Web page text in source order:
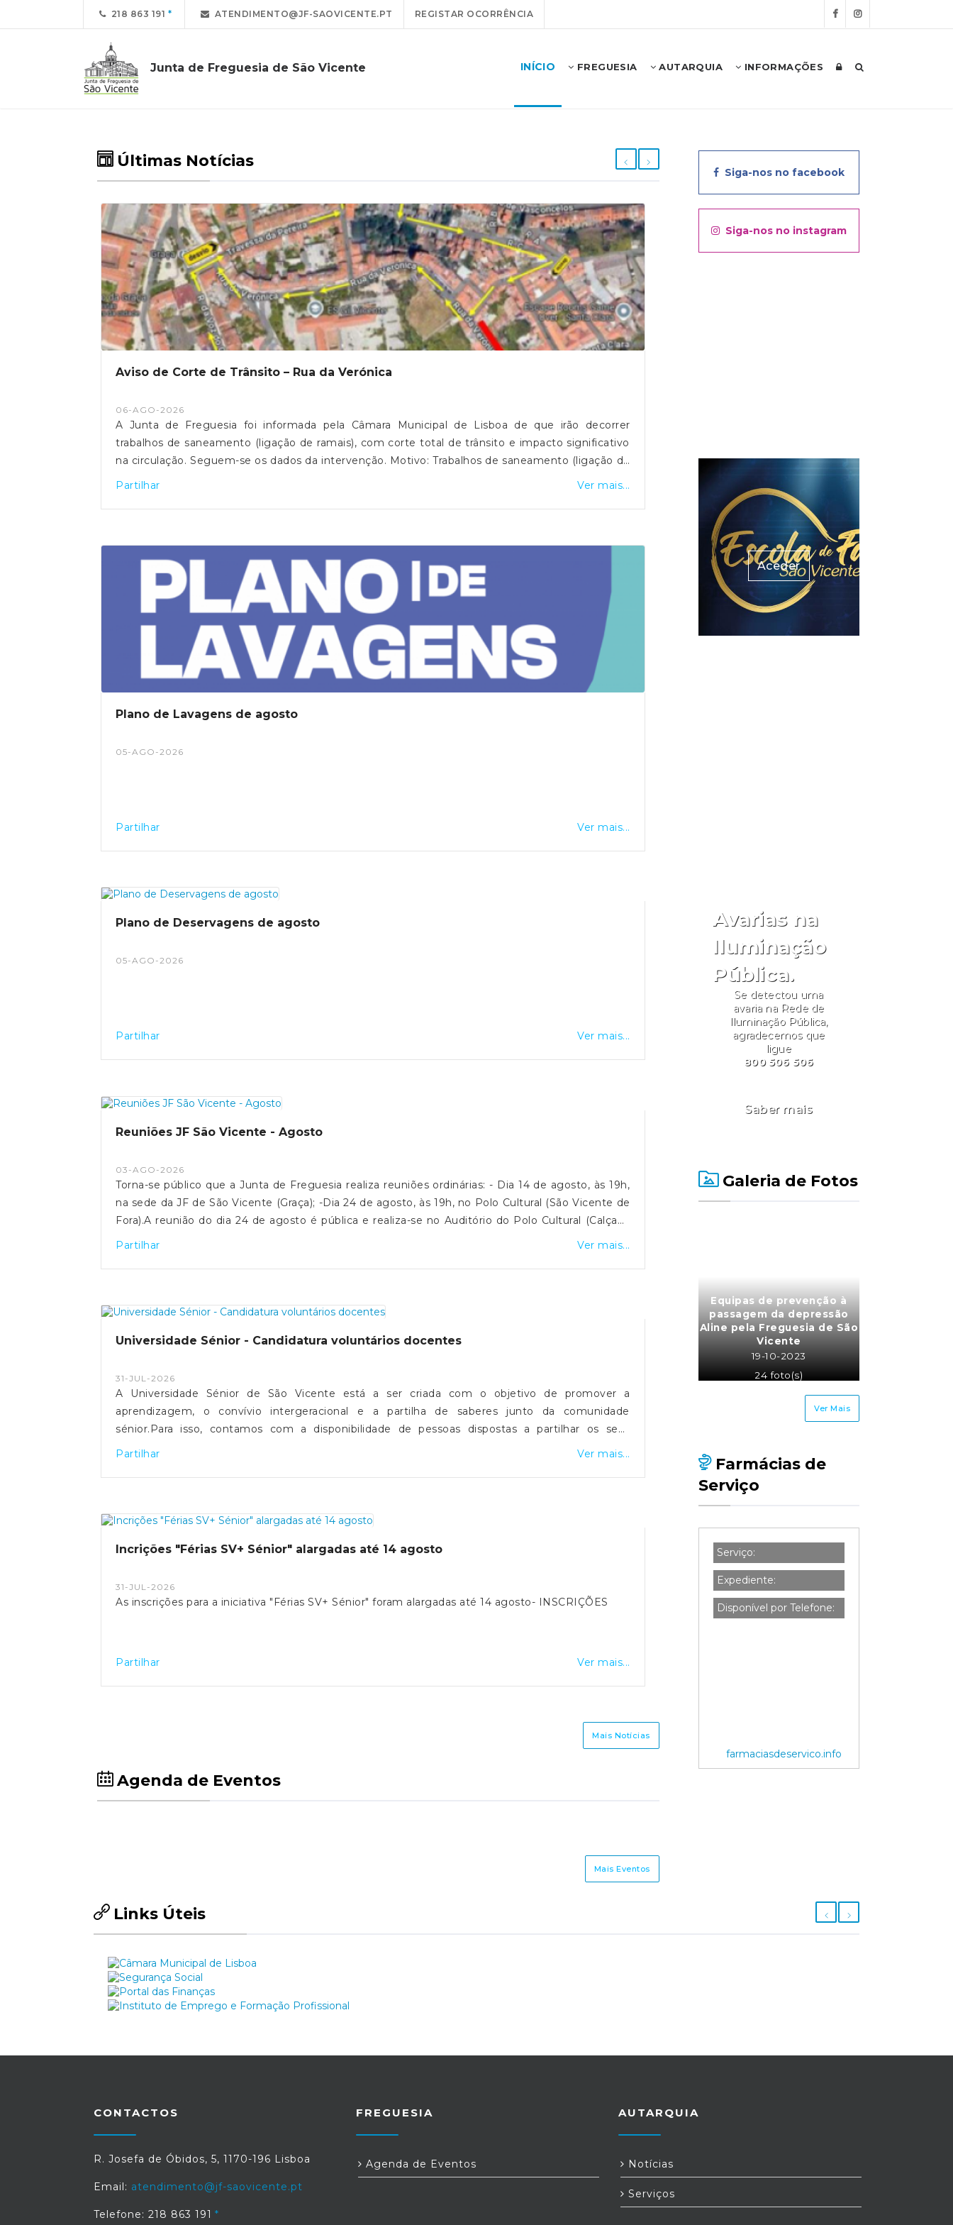
218 863 191 ATENDIMENTO@JF-SAOVICENTE.PT REGISTAR OCORRÊNCIA
Junta de Freguesia de São Vicente INÍCIO FREGUESIA AUTARQUIA INFORMAÇÕES
Últimas Notícias
Aviso de Corte de Trânsito – Rua da Verónica
06-AGO-2026
A Junta de Freguesia foi informada pela Câmara Municipal de Lisboa de que irão decorrer
trabalhos de saneamento (ligação de ramais), com corte total de trânsito e impacto significativo
na circulação. Seguem-se os dados da intervenção. Motivo: Trabalhos de saneamento (ligação de
ramais) Período: De 10/08/2026 a 28/08/2026 Horário: Das 08h00 às 12h00 e das 13h00 às
Campo de Santa Clara e a Travessa do Rosário a Santa Clara. Alternativa rodoviária: Campo de
Senhora da Glória → Rua Leite de Vasconcelos → Rua C → Rua de Entremuros do Mirante →
Travessa do Rosário a Santa Clara Feira da Ladra: Nos dias de realização da Feira da Ladra, não
serão autorizados cortes totais nem qualquer paragem de veículos afetos à obra na Rua da
Verónica. A vala deverá permanecer aterrada e coberta com chapas metálicas uniformes, de
forma a garantir a normal circulação viária. Circulação pedonal: Será garantida a circulação
pedonal em condições de segurança, através de canais devidamente protegidos.O
condicionamento, corte e redireccionamento de tráfego será efetuado pelas forças de segurança
presentes no local.
Partilhar Ver mais...
Plano de Lavagens de agosto
05-AGO-2026
Partilhar Ver mais...
Plano de Deservagens de agosto
05-AGO-2026
Partilhar Ver mais...
Reuniões JF São Vicente - Agosto
03-AGO-2026
Torna-se público que a Junta de Freguesia realiza reuniões ordinárias: - Dia 14 de agosto, às 19h,
na sede da JF de São Vicente (Graça); -Dia 24 de agosto, às 19h, no Polo Cultural (São Vicente de
Fora).A reunião do dia 24 de agosto é pública e realiza-se no Auditório do Polo Cultural (Calçada
do Cascão, n°41, 1100-445, Lisboa). EDITAL
Partilhar Ver mais...
Universidade Sénior - Candidatura voluntários docentes
31-JUL-2026
A Universidade Sénior de São Vicente está a ser criada com o objetivo de promover a
aprendizagem, o convívio intergeracional e a partilha de saberes junto da comunidade
sénior.Para isso, contamos com a disponibilidade de pessoas dispostas a partilhar os seus
conhecimentos e experiência como docentes voluntários.Se deseja candidatar-se a voluntário(a)
abaixo.As informações prestadas serão utilizadas exclusivamente para efeitos de organização do
DELIBERAÇÃO
Partilhar Ver mais...
Incrições "Férias SV+ Sénior" alargadas até 14 agosto
31-JUL-2026
As inscrições para a iniciativa "Férias SV+ Sénior" foram alargadas até 14 agosto- INSCRIÇÕES
Partilhar Ver mais...
Mais Notícias
Agenda de Eventos
Mais Eventos
Siga-nos no facebook
Siga-nos no instagram
Aceder
Avarias na
Iluminação
Pública.
Se detectou uma
avaria na Rede de
Iluminação Pública,
agradecemos que
ligue
800 506 506
Saber mais
Galeria de Fotos
Equipas de prevenção à
passagem da depressão
Aline pela Freguesia de São
Vicente
19-10-2023
24 foto(s)
Ver Mais
Farmácias de
Serviço
Serviço:
Expediente:
Disponível por Telefone:
farmaciasdeservico.info
Links Úteis
CONTACTOS
R. Josefa de Óbidos, 5, 1170-196 Lisboa
Email: atendimento@jf-saovicente.pt
Telefone: 218 863 191
FREGUESIA
Agenda de Eventos
AUTARQUIA
Notícias
Serviços